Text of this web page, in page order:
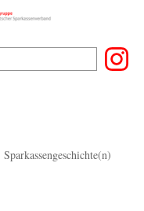
Sparkassengeschichte(n)